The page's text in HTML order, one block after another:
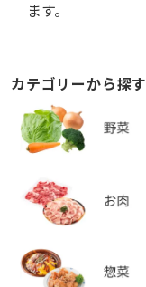
ます。
カテゴリーから探す